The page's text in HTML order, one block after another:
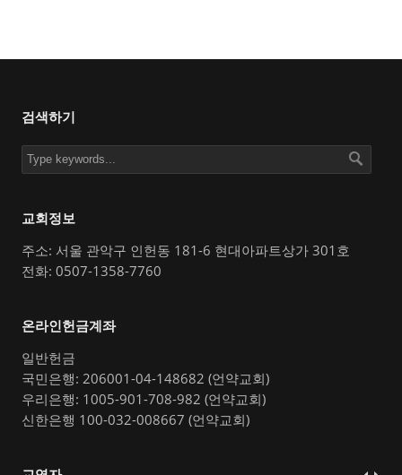
검색하기
교회정보
주소: 서울 관악구 인헌동 181-6 현대아파트상가 301호
전화: 0507-1358-7760
온라인헌금계좌
일반헌금
국민은행: 206001-04-148682 (언약교회)
우리은행: 1005-901-708-982 (언약교회)
신한은행 100-032-008667 (언약교회)